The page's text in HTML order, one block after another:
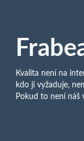
Kvalita není na
kdo ji vyžaduje,
Pokud to není náš